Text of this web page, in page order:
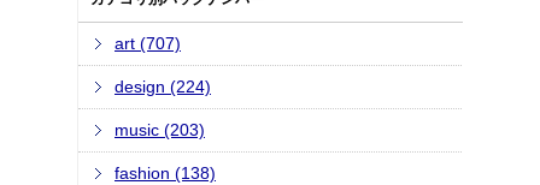
art (707)
design (224)
music (203)
fashion (138)